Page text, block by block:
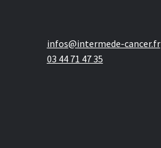
infos@intermede-cancer.fr
03 44 71 47 35